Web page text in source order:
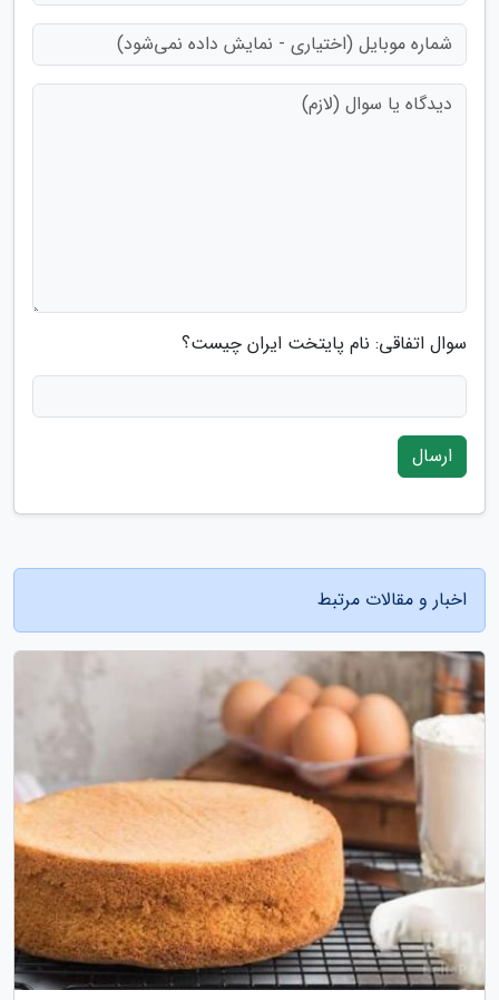
سوال اتفاقی: نام پایتخت ایران چیست؟
ارسال
اخبار و مقالات مرتبط